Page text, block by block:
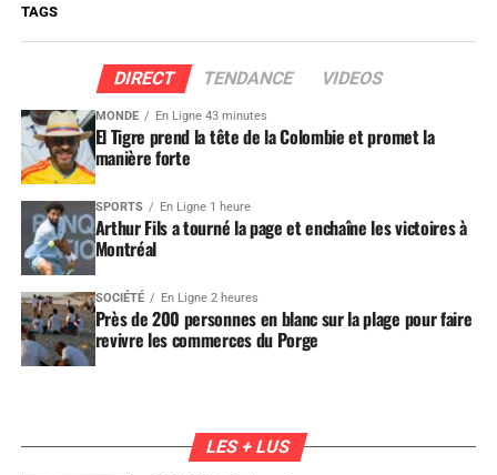
TAGS
DIRECT TENDANCE VIDEOS
MONDE En Ligne 43 minutes
El Tigre prend la tête de la Colombie et promet la
manière forte
SPORTS En Ligne 1 heure
Arthur Fils a tourné la page et enchaîne les victoires à
Montréal
SOCIÉTÉ En Ligne 2 heures
Près de 200 personnes en blanc sur la plage pour faire
revivre les commerces du Porge
LES + LUS